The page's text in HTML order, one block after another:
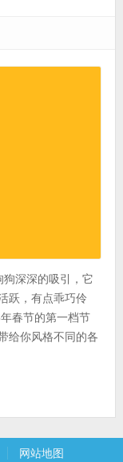
深深的吸引，它
跃，有点乖巧伶
春节的第一档节
给你风格不同的各
网站地图